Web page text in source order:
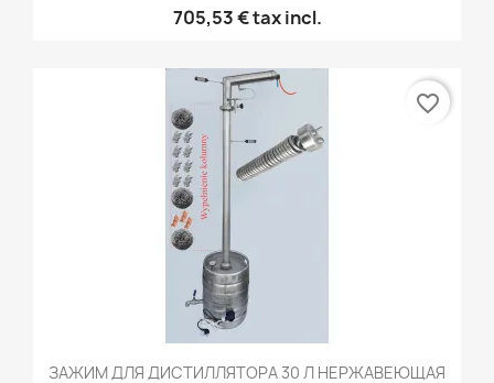
705,53 €tax incl.
ЗАЖИМ ДЛЯ ДИСТИЛЛЯТОРА 30 Л НЕРЖАВЕЮЩАЯ
favorite_border